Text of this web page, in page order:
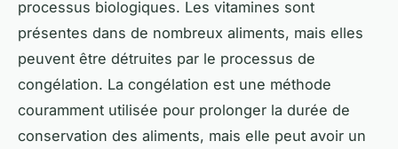
processus biologiques. Les vitamines sont
présentes dans de nombreux aliments, mais elles
peuvent être détruites par le processus de
congélation. La congélation est une méthode
couramment utilisée pour prolonger la durée de
conservation des aliments, mais elle peut avoir un